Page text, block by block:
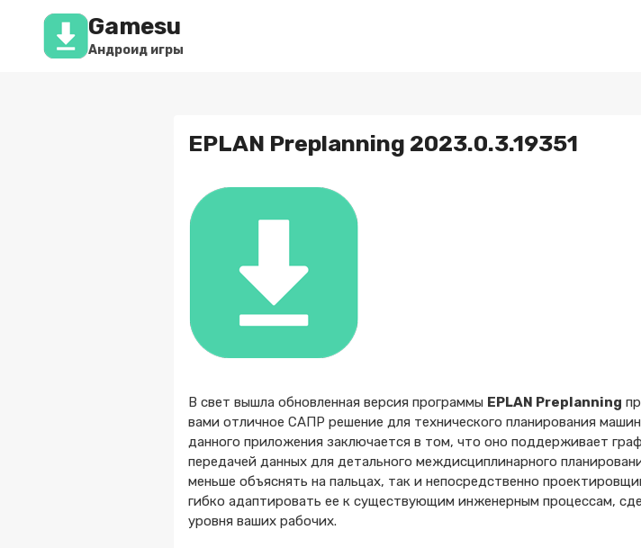
Перейти
содержимому
Gamesu
Андроид игры
EPLAN Preplanning 2023.0.3.19351
В свет вышла обновленная версия программы EPLAN Preplanning
вами отличное САПР решение для технического планирования
данного приложения заключается в том, что оно поддерживает
передачей данных для детального междисциплинарного
меньше объяснять на пальцах, так и непосредственно
гибко адаптировать ее к существующим инженерным процессам,
уровня ваших рабочих.